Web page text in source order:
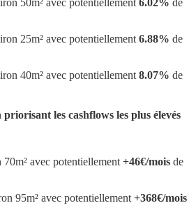
50m² avec potentiellement 6.02% de
25m² avec potentiellement 6.88% de
40m² avec potentiellement 8.07% de
les cashflows les plus élevés
avec potentiellement +46€/mois de
95m² avec potentiellement +368€/mois